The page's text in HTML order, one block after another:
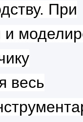
При
и
весь